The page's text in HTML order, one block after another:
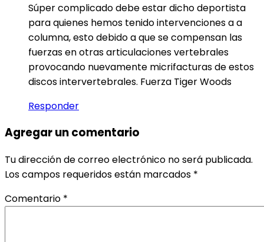
Súper complicado debe estar dicho deportista
para quienes hemos tenido intervenciones a a
columna, esto debido a que se compensan las
fuerzas en otras articulaciones vertebrales
provocando nuevamente micrifacturas de estos
discos intervertebrales. Fuerza Tiger Woods
Responder
Agregar un comentario
Tu dirección de correo electrónico no será publicada.
Los campos requeridos están marcados *
Comentario *